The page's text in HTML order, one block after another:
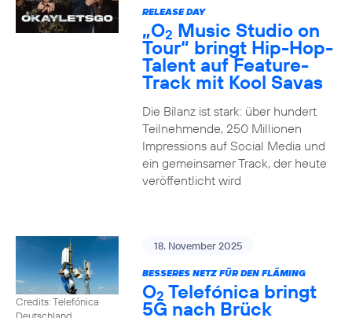
RELEASE DAY
„O2 Music Studio on
Tour“ bringt Hip-Hop-
Talent auf Feature-
Track mit Kool Savas
Die Bilanz ist stark: über hundert
Teilnehmende, 250 Millionen
Impressions auf Social Media und
ein gemeinsamer Track, der heute
veröffentlicht wird
Credits: Telefónica
Deutschland
18. November 2025
BESSERES NETZ FÜR DEN FLÄMING
O2 Telefónica bringt
5G nach Brück